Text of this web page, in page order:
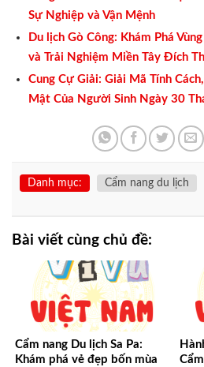
Sự Nghiệp và Vận Mệnh
Du lịch Gò Công: Khám Phá
và Trải Nghiệm Miền Tây Đích
Cung Cự Giải: Giải Mã Tính
Mật Của Người Sinh Ngày 30
Danh mục: Cẩm nang du lịch
Bài viết cùng chủ đề:
Cẩm nang Du lịch Sa Pa:
Khám phá vẻ đẹp bốn mùa